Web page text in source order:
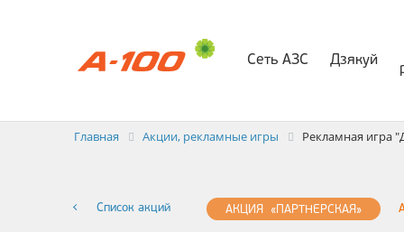
Сеть АЗС Дзякуй
Главная Акции, рекламные игры Рекламная игра
Список акций АКЦИЯ «ПАРТНЕРСКАЯ»